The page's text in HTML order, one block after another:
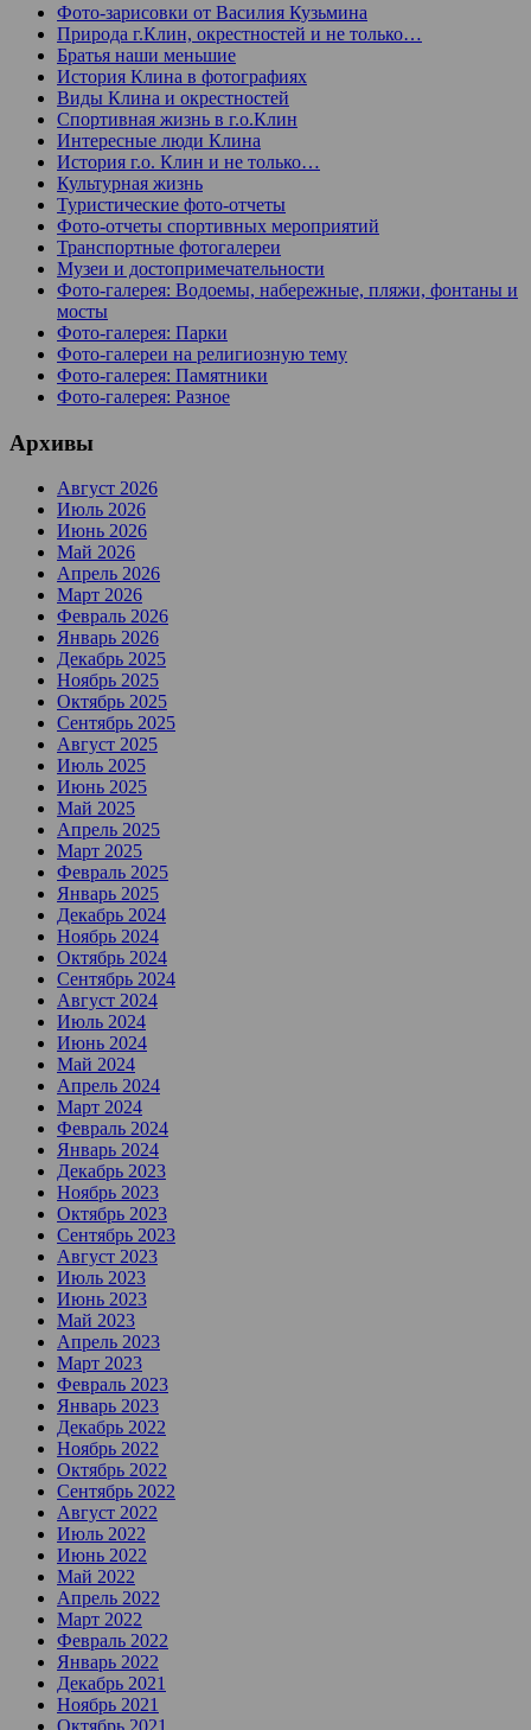
Фото-зарисовки от Василия Кузьмина
Природа г.Клин, окрестностей и не только…
Братья наши меньшие
История Клина в фотографиях
Виды Клина и окрестностей
Спортивная жизнь в г.о.Клин
Интересные люди Клина
История г.о. Клин и не только…
Культурная жизнь
Туристические фото-отчеты
Фото-отчеты спортивных мероприятий
Транспортные фотогалереи
Музеи и достопримечательности
Фото-галерея: Водоемы, набережные, пляжи, фонтаны и
мосты
Фото-галерея: Парки
Фото-галереи на религиозную тему
Фото-галерея: Памятники
Фото-галерея: Разное
Архивы
Август 2026
Июль 2026
Июнь 2026
Май 2026
Апрель 2026
Март 2026
Февраль 2026
Январь 2026
Декабрь 2025
Ноябрь 2025
Октябрь 2025
Сентябрь 2025
Август 2025
Июль 2025
Июнь 2025
Май 2025
Апрель 2025
Март 2025
Февраль 2025
Январь 2025
Декабрь 2024
Ноябрь 2024
Октябрь 2024
Сентябрь 2024
Август 2024
Июль 2024
Июнь 2024
Май 2024
Апрель 2024
Март 2024
Февраль 2024
Январь 2024
Декабрь 2023
Ноябрь 2023
Октябрь 2023
Сентябрь 2023
Август 2023
Июль 2023
Июнь 2023
Май 2023
Апрель 2023
Март 2023
Февраль 2023
Январь 2023
Декабрь 2022
Ноябрь 2022
Октябрь 2022
Сентябрь 2022
Август 2022
Июль 2022
Июнь 2022
Май 2022
Апрель 2022
Март 2022
Февраль 2022
Январь 2022
Декабрь 2021
Ноябрь 2021